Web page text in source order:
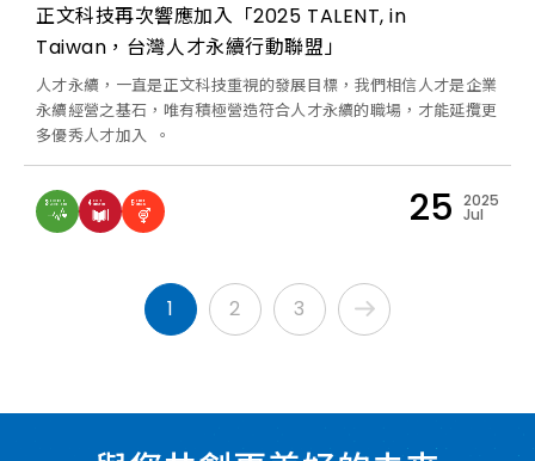
正文科技再次響應加入「2025 TALENT, in
Taiwan，台灣人才永續行動聯盟」
人才永續，一直是正文科技重視的發展目標，我們相信人才是企業
永續經營之基石，唯有積極營造符合人才永續的職場，才能延攬更
多優秀人才加入 。
25 2025
Jul
1 2 3